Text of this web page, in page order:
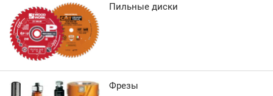
Пильные диски
Фрезы